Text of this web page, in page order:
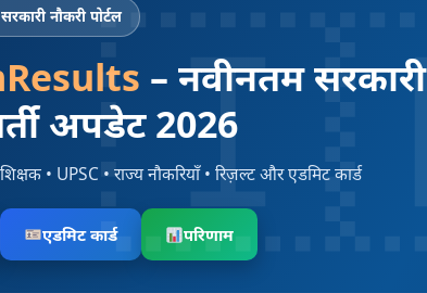
नौकरी पोर्टल
– नवीनतम सरकारी
अपडेट 2026
• UPSC • राज्य नौकरियाँ • रिज़ल्ट और एडमिट कार्ड
एडमिट कार्ड परिणाम